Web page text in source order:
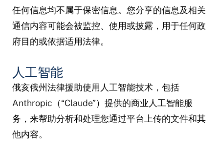
任何信息均不属于保密信息。您分享的信息及相关
通信内容可能会被监控、使用或披露，用于任何政
府目的或依据适用法律。
人工智能
俄亥俄州法律援助使用人工智能技术，包括
Anthropic（“Claude”）提供的商业人工智能服
务，来帮助分析和处理您通过平台上传的文件和其
他内容。